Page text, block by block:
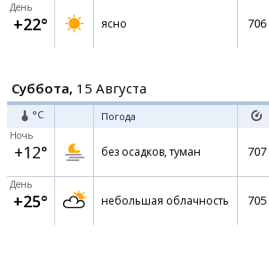
День
+22° ясно 706
Суббота, 15 Августа
°C Погода
Ночь
+12° без осадков, туман 707
День
+25° небольшая облачность 705